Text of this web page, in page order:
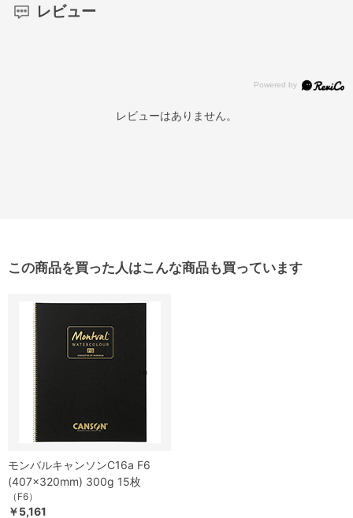
レビュー
レビューはありません。
この商品を買った人はこんな商品も買っています
モンバルキャンソンC16a F6
(407×320mm) 300g 15枚
（F6）
￥5,161